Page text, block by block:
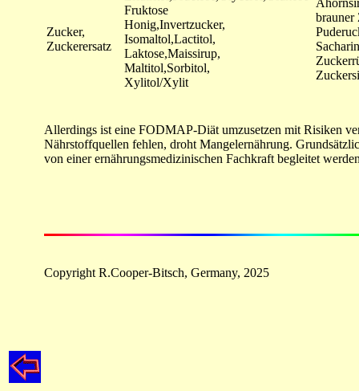
Zucker,
Zuckerersatz
Fruktose
Honig,Invertzucker,
Isomaltol,Lactitol,
Laktose,Maissirup,
Maltitol,Sorbitol,
Xylitol/Xylit
brauner
Allerdings ist eine FODMAP-Diät umzusetzen mit Risiken
Nährstoffquellen fehlen, droht Mangelernährung.
von einer ernährungsmedizinischen Fachkraft begleitet
Copyright R.Cooper-Bitsch, Germany, 2025